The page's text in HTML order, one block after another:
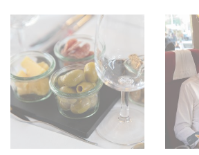
TRINKREIFETABELLE
WEINSUCHE
NEWSLETTER
WINE TRADE CLUB
REDAKTION
JOBS